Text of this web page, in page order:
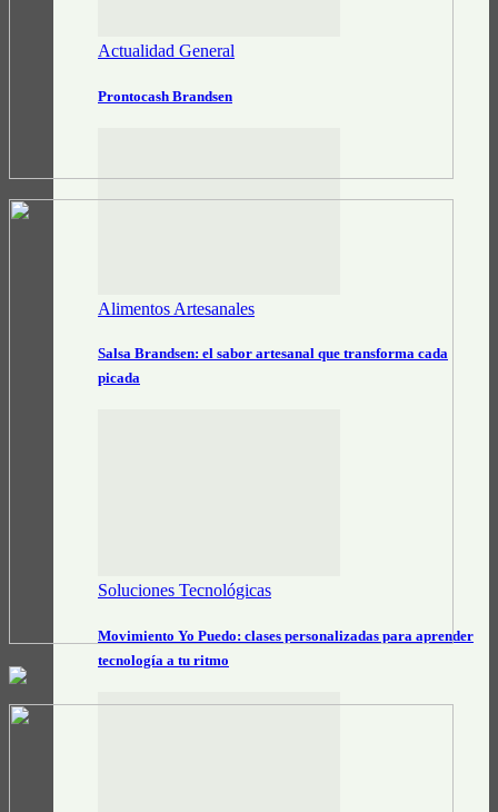
Actualidad General
Prontocash Brandsen
Alimentos Artesanales
Salsa Brandsen: el sabor artesanal que transforma cada
picada
Soluciones Tecnológicas
Movimiento Yo Puedo: clases personalizadas para aprender
tecnología a tu ritmo